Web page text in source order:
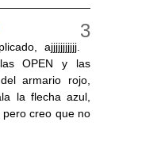
ajjjjjjjjjjj.
OPEN y las
armario rojo,
la flecha azul,
creo que no